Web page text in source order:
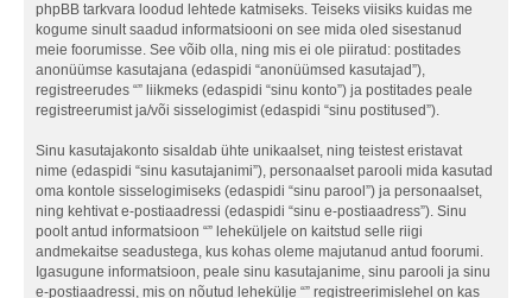
phpBB tarkvara loodud lehtede katmiseks. Teiseks viisiks kuidas me
kogume sinult saadud informatsiooni on see mida oled sisestanud
meie foorumisse. See võib olla, ning mis ei ole piiratud: postitades
anonüümse kasutajana (edaspidi “anonüümsed kasutajad”),
registreerudes “” liikmeks (edaspidi “sinu konto”) ja postitades peale
registreerumist ja/või sisselogimist (edaspidi “sinu postitused”).
Sinu kasutajakonto sisaldab ühte unikaalset, ning teistest eristavat
nime (edaspidi “sinu kasutajanimi”), personaalset parooli mida kasutad
oma kontole sisselogimiseks (edaspidi “sinu parool”) ja personaalset,
ning kehtivat e-postiaadressi (edaspidi “sinu e-postiaadress”). Sinu
poolt antud informatsioon “” leheküljele on kaitstud selle riigi
andmekaitse seadustega, kus kohas oleme majutanud antud foorumi.
Igasugune informatsioon, peale sinu kasutajanime, sinu parooli ja sinu
e-postiaadressi, mis on nõutud lehekülje “” registreerimislehel on kas